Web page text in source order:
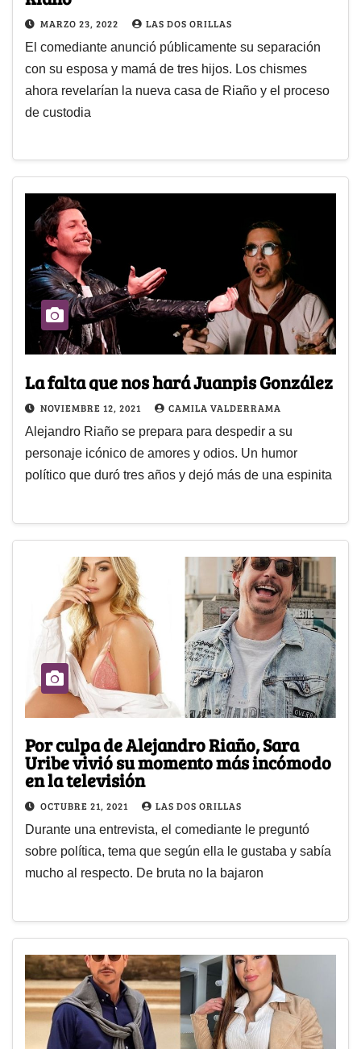
MARZO 23, 2022 LAS DOS ORILLAS
El comediante anunció públicamente su separación
con su esposa y mamá de tres hijos. Los chismes
ahora revelarían la nueva casa de Riaño y el proceso
de custodia
La falta que nos hará Juanpis González
NOVIEMBRE 12, 2021 CAMILA VALDERRAMA
Alejandro Riaño se prepara para despedir a su
personaje icónico de amores y odios. Un humor
político que duró tres años y dejó más de una espinita
Por culpa de Alejandro Riaño, Sara
Uribe vivió su momento más incómodo
en la televisión
OCTUBRE 21, 2021 LAS DOS ORILLAS
Durante una entrevista, el comediante le preguntó
sobre política, tema que según ella le gustaba y sabía
mucho al respecto. De bruta no la bajaron